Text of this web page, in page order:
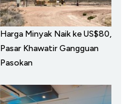
Harga Minyak Naik ke US$80,
Pasar Khawatir Gangguan
Pasokan